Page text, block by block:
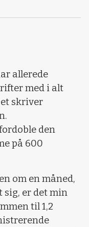
allerede
med i alt
skriver
den
på 600
om en måned,
sig, er det min
til 1,2